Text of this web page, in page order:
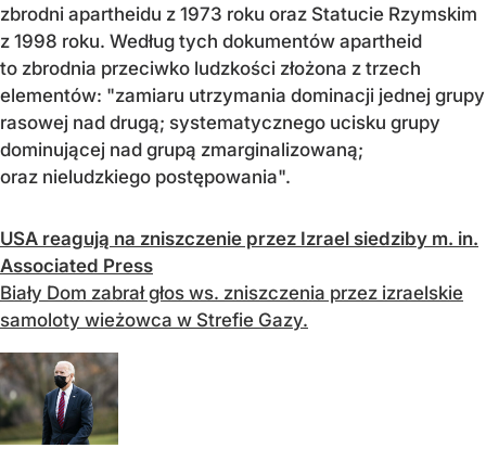
zbrodni apartheidu z 1973 roku oraz Statucie Rzymskim
z 1998 roku. Według tych dokumentów apartheid
to zbrodnia przeciwko ludzkości złożona z trzech
elementów: "zamiaru utrzymania dominacji jednej grupy
rasowej nad drugą; systematycznego ucisku grupy
dominującej nad grupą zmarginalizowaną;
oraz nieludzkiego postępowania".
USA reagują na zniszczenie przez Izrael siedziby m. in.
Associated Press
Biały Dom zabrał głos ws. zniszczenia przez izraelskie
samoloty wieżowca w Strefie Gazy.